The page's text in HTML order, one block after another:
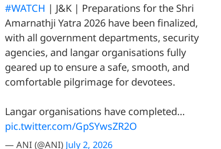
#WATCH | J&K | Preparations for the Shri
Amarnathji Yatra 2026 have been finalized,
with all government departments, security
agencies, and langar organisations fully
geared up to ensure a safe, smooth, and
comfortable pilgrimage for devotees.
Langar organisations have completed…
pic.twitter.com/GpSYwsZR2O
— ANI (@ANI) July 2, 2026